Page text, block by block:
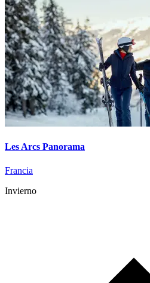
Les Arcs Panorama
Francia
Invierno